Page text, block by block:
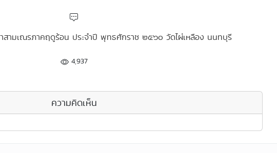
สามเณรภาคฤดูร้อน ประจำปี พุทธศักราช ๒๕๖๐ วัดไผ่เหลือง นนทบุรี
4,937
ความคิดเห็น